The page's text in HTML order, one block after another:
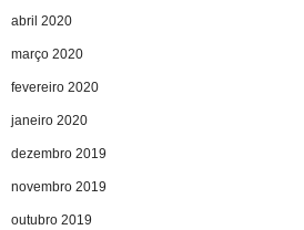
abril 2020
março 2020
fevereiro 2020
janeiro 2020
dezembro 2019
novembro 2019
outubro 2019